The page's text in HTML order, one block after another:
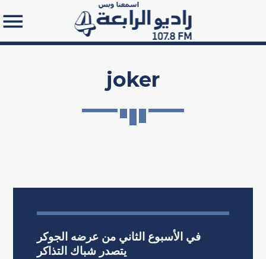
joker
في الأسبوع الثاني من عرضه الجوكر
يتصدر شباك التذاكر